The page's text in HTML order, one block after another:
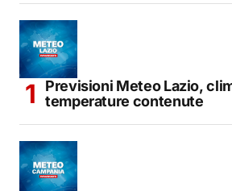
Previsioni Meteo Lazio,
temperature contenute